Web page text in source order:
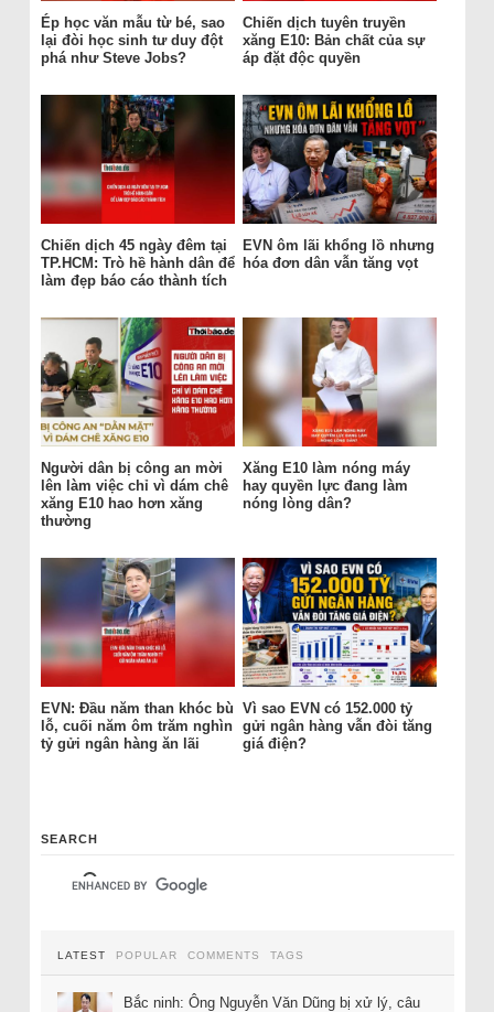
Ép học văn mẫu từ bé, sao
lại đòi học sinh tư duy đột
phá như Steve Jobs?
Chiến dịch tuyên truyền
xăng E10: Bản chất của sự
áp đặt độc quyền
Chiến dịch 45 ngày đêm tại
TP.HCM: Trò hề hành dân để
làm đẹp báo cáo thành tích
EVN ôm lãi khổng lồ nhưng
hóa đơn dân vẫn tăng vọt
Người dân bị công an mời
lên làm việc chỉ vì dám chê
xăng E10 hao hơn xăng
thường
Xăng E10 làm nóng máy
hay quyền lực đang làm
nóng lòng dân?
EVN: Đầu năm than khóc bù
lỗ, cuối năm ôm trăm nghìn
tỷ gửi ngân hàng ăn lãi
Vì sao EVN có 152.000 tỷ
gửi ngân hàng vẫn đòi tăng
giá điện?
SEARCH
LATEST POPULAR COMMENTS TAGS
Bắc ninh: Ông Nguyễn Văn Dũng bị xử lý, câu